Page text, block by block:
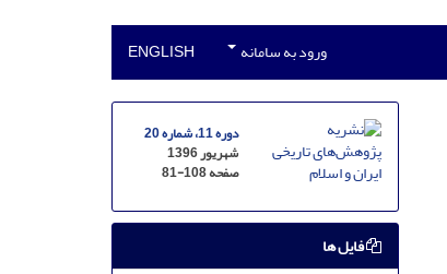
ورود به سامانه ENGLISH
دوره 11، شماره 20
شهریور 1396
صفحه81-108
فایل ها